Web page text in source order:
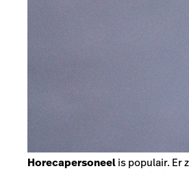
Horecapersoneelis populair. Er